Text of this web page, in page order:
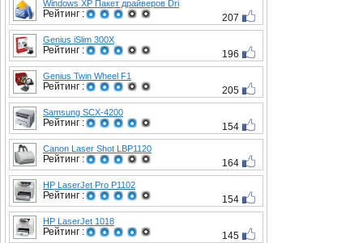
Windows XP Пакет драйверов Dri
Рейтинг : 207
Genius iSlim 300X
Рейтинг : 196
Genius Twin Wheel F1
Рейтинг : 205
Samsung SCX-4200
Рейтинг : 154
Canon Laser Shot LBP1120
Рейтинг : 164
HP LaserJet Pro P1102
Рейтинг : 154
HP LaserJet 1018
Рейтинг : 145